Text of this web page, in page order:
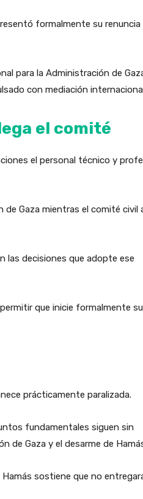
formalmente su renuncia
para la Administración de
con mediación
el comité
el personal técnico y
Gaza mientras el comité civil
las decisiones que adopte ese
que inicie formalmente
prácticamente paralizada.
fundamentales siguen sin
de Gaza y el desarme de
sostiene que no